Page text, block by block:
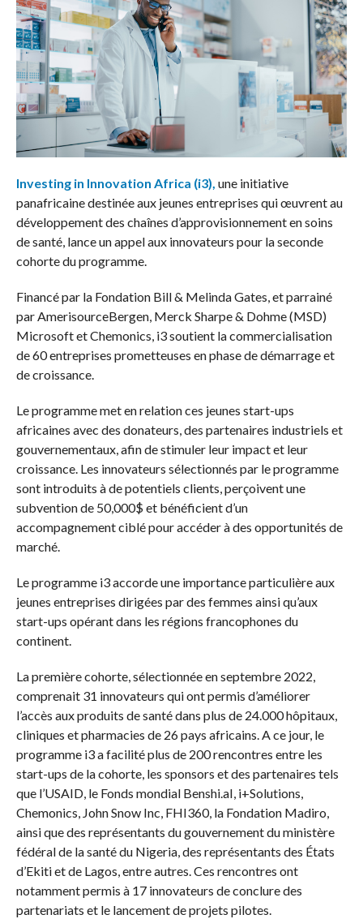
Investing in Innovation Africa (i3), une initiative
panafricaine destinée aux jeunes entreprises qui œuvrent au
développement des chaînes d’approvisionnement en soins
de santé, lance un appel aux innovateurs pour la seconde
cohorte du programme.
Financé par la Fondation Bill & Melinda Gates, et parrainé
par AmerisourceBergen, Merck Sharpe & Dohme (MSD)
Microsoft et Chemonics, i3 soutient la commercialisation
de 60 entreprises prometteuses en phase de démarrage et
de croissance.
Le programme met en relation ces jeunes start-ups
africaines avec des donateurs, des partenaires industriels et
gouvernementaux, afin de stimuler leur impact et leur
croissance. Les innovateurs sélectionnés par le programme
sont introduits à de potentiels clients, perçoivent une
subvention de 50,000$ et bénéficient d’un
accompagnement ciblé pour accéder à des opportunités de
marché.
Le programme i3 accorde une importance particulière aux
jeunes entreprises dirigées par des femmes ainsi qu’aux
start-ups opérant dans les régions francophones du
continent.
La première cohorte, sélectionnée en septembre 2022,
comprenait 31 innovateurs qui ont permis d’améliorer
l’accès aux produits de santé dans plus de 24.000 hôpitaux,
cliniques et pharmacies de 26 pays africains. A ce jour, le
programme i3 a facilité plus de 200 rencontres entre les
start-ups de la cohorte, les sponsors et des partenaires tels
que l’USAID, le Fonds mondial Benshi.aI, i+Solutions,
Chemonics, John Snow Inc, FHI360, la Fondation Madiro,
ainsi que des représentants du gouvernement du ministère
fédéral de la santé du Nigeria, des représentants des États
d’Ekiti et de Lagos, entre autres. Ces rencontres ont
notamment permis à 17 innovateurs de conclure des
partenariats et le lancement de projets pilotes.